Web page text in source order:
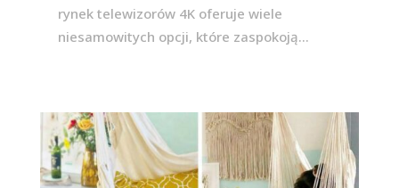
rynek telewizorów 4K oferuje wiele
niesamowitych opcji, które zaspokoją...